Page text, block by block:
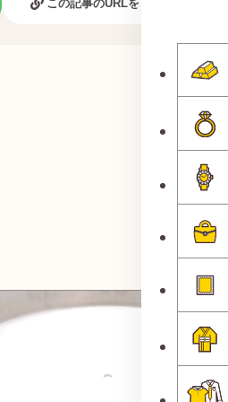
この記事のURLをコピーする